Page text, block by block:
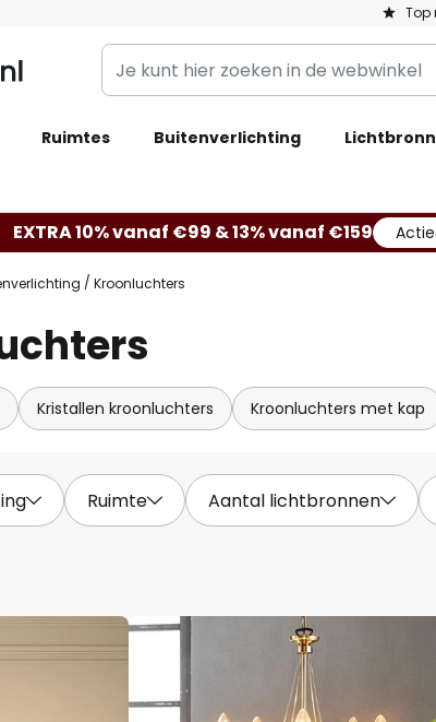
Top
Je
kunt
zoeken
webwinkel
Ruimtes Buitenverlichting
EXTRA 10% vanaf €99 & 13% vanaf €159
Kroonluchters
Kristallen kroonluchters Kroonluchters met kap
Ruimte Aantal lichtbronnen